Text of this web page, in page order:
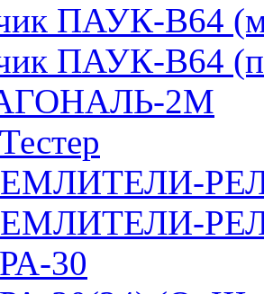
ПАУК-В64
ПАУК-В64
2М
30